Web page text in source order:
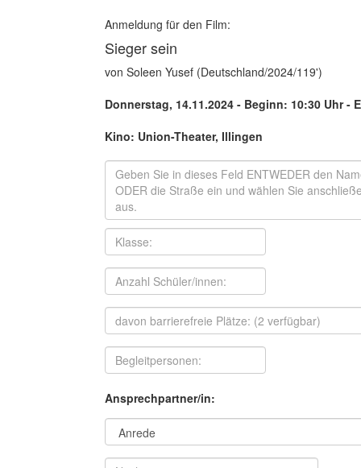
Anmeldung für den Film:
Sieger sein
von Soleen Yusef (Deutschland/2024/119')
Donnerstag, 14.11.2024 - Beginn: 10:30 Uhr-
Kino: Union-Theater, Illingen
Ansprechpartner/in: